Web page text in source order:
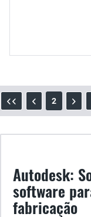
2
Autodesk:
software
fabricação